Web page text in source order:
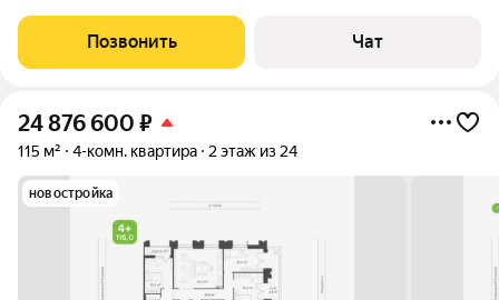
белоснежная гардеробная, куда поместиться множество
вещей и обуви. Слева
Позвонить Чат
24 876 600 ₽
115 м² 4-комн. квартира 2 этаж из 24
новостройка